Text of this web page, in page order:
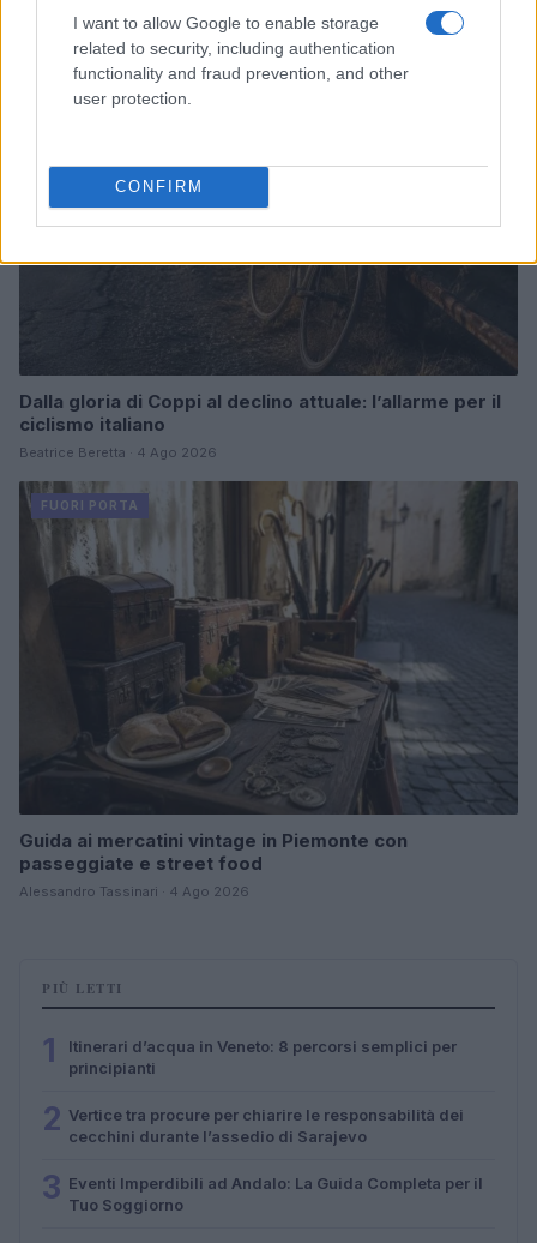
I want to allow Google to enable storage
related to security, including authentication
functionality and fraud prevention, and other
user protection.
CONFIRM
Alessandro Tassinari · 5 Ago 2026
FUORI PORTA
Dalla gloria di Coppi al declino attuale: l’allarme per il
ciclismo italiano
Beatrice Beretta · 4 Ago 2026
FUORI PORTA
Guida ai mercatini vintage in Piemonte con
passeggiate e street food
Alessandro Tassinari · 4 Ago 2026
PIÙ LETTI
1
Itinerari d’acqua in Veneto: 8 percorsi semplici per
principianti
2 Vertice tra procure per chiarire le responsabilità dei
cecchini durante l’assedio di Sarajevo
3 Eventi Imperdibili ad Andalo: La Guida Completa per il
Tuo Soggiorno